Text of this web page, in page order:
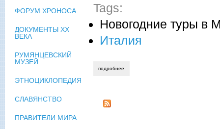
Tags:
Новогодние туры в
Италия
подробнее
ФОРУМ ХРОНОСА
ДОКУМЕНТЫ XX
ВЕКА
РУМЯНЦЕВСКИЙ
МУЗЕЙ
ЭТНОЦИКЛОПЕДИЯ
СЛАВЯНСТВО
ПРАВИТЕЛИ МИРА